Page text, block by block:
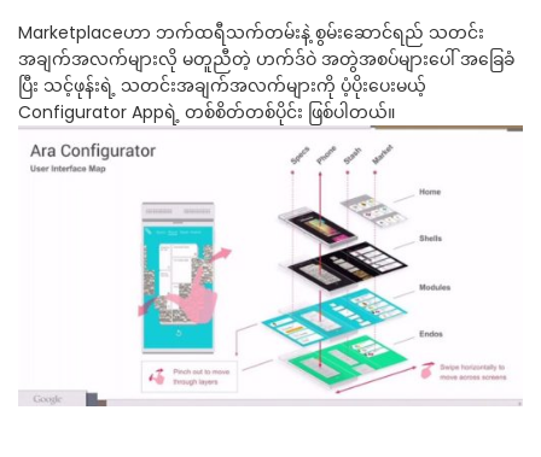
Marketplaceဟာ ဘက်ထရီသက်တမ်းနဲ့ စွမ်းဆောင်ရည် သတင်း
အချက်အလက်များလို မတူညီတဲ့ ဟက်ဒ်ဝဲ အတွဲအစပ်များပေါ် အခြေခံ
ပြီး သင့်ဖုန်းရဲ့ သတင်းအချက်အလက်များကို ပံ့ပိုးပေးမယ့်
Configurator Appရဲ့ တစ်စိတ်တစ်ပိုင်း ဖြစ်ပါတယ်။